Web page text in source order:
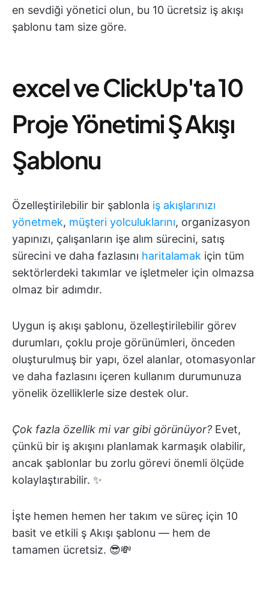
en sevdiği yönetici olun, bu 10 ücretsiz iş akışı
şablonu tam size göre.
excel ve ClickUp'ta 10
Proje Yönetimi Ş Akışı
Şablonu
Özelleştirilebilir bir şablonla iş akışlarınızı
yönetmek, müşteri yolculuklarını, organizasyon
yapınızı, çalışanların işe alım sürecini, satış
sürecini ve daha fazlasını haritalamak için tüm
sektörlerdeki takımlar ve işletmeler için olmazsa
olmaz bir adımdır.
Uygun iş akışı şablonu, özelleştirilebilir görev
durumları, çoklu proje görünümleri, önceden
oluşturulmuş bir yapı, özel alanlar, otomasyonlar
ve daha fazlasını içeren kullanım durumunuza
yönelik özelliklerle size destek olur.
Çok fazla özellik mi var gibi görünüyor? Evet,
çünkü bir iş akışını planlamak karmaşık olabilir,
ancak şablonlar bu zorlu görevi önemli ölçüde
kolaylaştırabilir. ✨
İşte hemen hemen her takım ve süreç için 10
basit ve etkili ş Akışı şablonu — hem de
tamamen ücretsiz. 😎💸